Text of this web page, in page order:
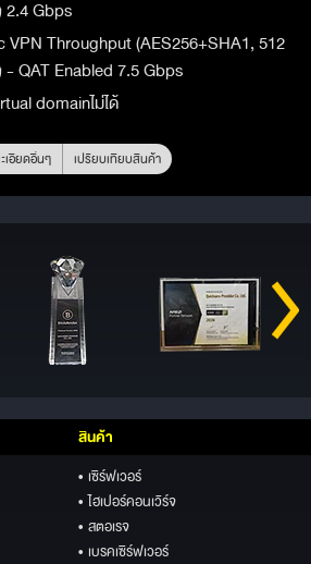
2.4 Gbps
VPN Throughput (AES256+SHA1, 512
- QAT Enabled 7.5 Gbps
domainไม่ได้
เอียดอื่นๆ เปรียบเทียบสินค้า
สินค้า
• เซิร์ฟเวอร์
• ไฮเปอร์คอนเวิร์จ
• สตอเรจ
• เบรคเซิร์ฟเวอร์